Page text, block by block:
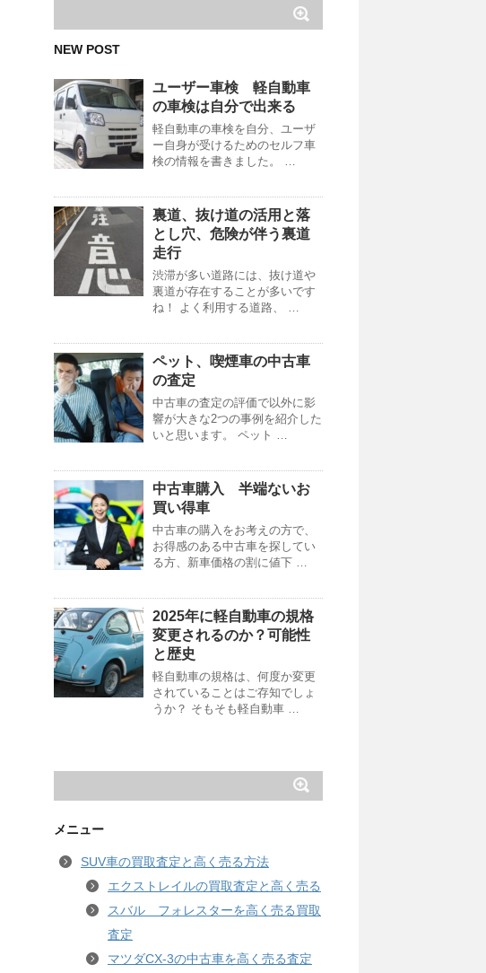
NEW POST
ユーザー車検 軽自動車
の車検は自分で出来る
軽自動車の車検を自分、ユーザ
ー自身が受けるためのセルフ車
検の情報を書きました。 …
裏道、抜け道の活用と落
とし穴、危険が伴う裏道
走行
渋滞が多い道路には、抜け道や
裏道が存在することが多いです
ね！ よく利用する道路、 …
ペット、喫煙車の中古車
の査定
中古車の査定の評価で以外に影
響が大きな2つの事例を紹介した
いと思います。 ペット …
中古車購入 半端ないお
買い得車
中古車の購入をお考えの方で、
お得感のある中古車を探してい
る方、新車価格の割に値下 …
2025年に軽自動車の規格
変更されるのか？可能性
と歴史
軽自動車の規格は、何度か変更
されていることはご存知でしょ
うか？ そもそも軽自動車 …
メニュー
SUV車の買取査定と高く売る方法
エクストレイルの買取査定と高く売る
スバル フォレスターを高く売る買取
査定
マツダCX-3の中古車を高く売る査定